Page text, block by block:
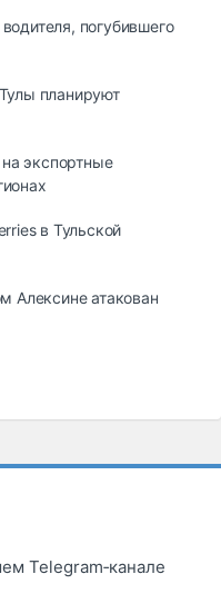
погубившего
планируют
экспортные
в Тульской
Алексине атакован
Telegram‑канале